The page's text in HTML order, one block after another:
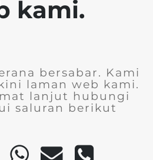
kami.
bersabar. Kami
laman web kami.
lanjut hubungi
saluran berikut